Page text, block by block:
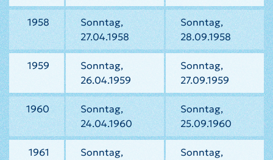
1958
Sonntag,
27.04.1958
Sonntag,
28.09.1958
1959
Sonntag,
26.04.1959
Sonntag,
27.09.1959
1960
Sonntag,
24.04.1960
Sonntag,
25.09.1960
1961
Sonntag,
Sonntag,